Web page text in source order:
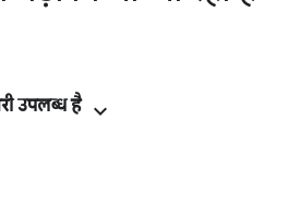
उपलब्ध है